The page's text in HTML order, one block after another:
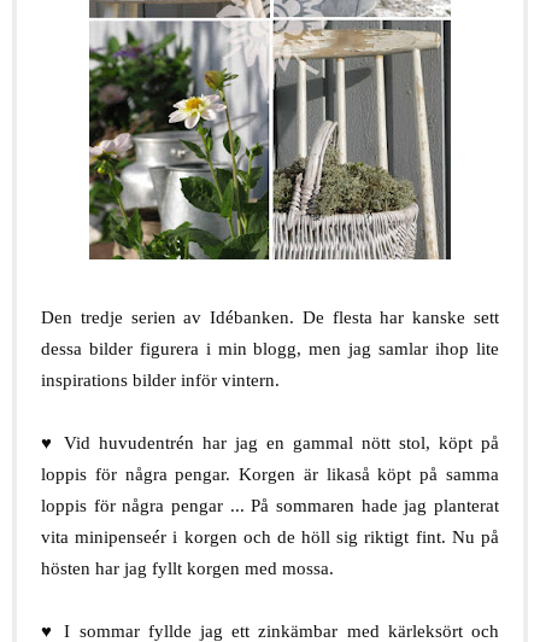
Den tredje serien av Idébanken. De flesta har kanske sett
dessa bilder figurera i min blogg, men jag samlar ihop lite
inspirations bilder inför vintern.
♥ Vid huvudentrén har jag en gammal nött stol, köpt på
loppis för några pengar. Korgen är likaså köpt på samma
loppis för några pengar ... På sommaren hade jag planterat
vita minipenseér i korgen och de höll sig riktigt fint. Nu på
hösten har jag fyllt korgen med mossa.
♥ I sommar fyllde jag ett zinkämbar med kärleksört och